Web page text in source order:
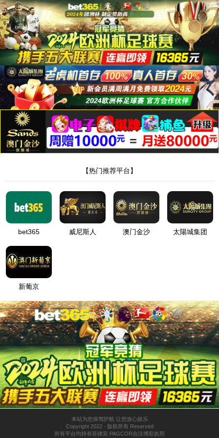
页面错误！请稍后再试
如问题持续，请联系网站管理员。